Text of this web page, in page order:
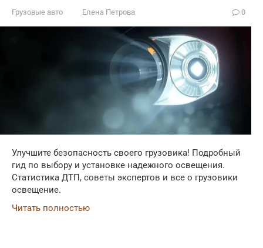
Грузовые авто Елена Петрова 0
Улучшите безопасность своего грузовика! Подробный
гид по выбору и установке надежного освещения.
Статистика ДТП, советы экспертов и все о грузовики
освещение.
Читать полностью